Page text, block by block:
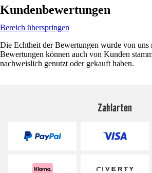
Kundenbewertungen
Bereich überspringen
Die Echtheit der Bewertungen wurde von uns
Bewertungen können auch von Kunden
nachweislich genutzt oder gekauft haben.
Zahlarten